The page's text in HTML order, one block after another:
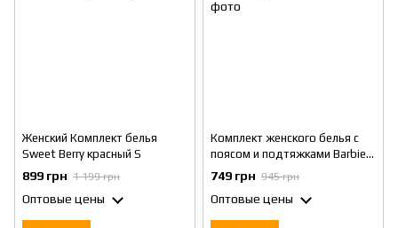
Женский Комплект белья
Sweet Berry красный S
899 грн 1 199 грн
Оптовые цены
Комплект женского белья с
поясом и подтяжками Barbie
Черный S
749 грн 945 грн
Оптовые цены